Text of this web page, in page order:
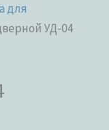
для
УД-04